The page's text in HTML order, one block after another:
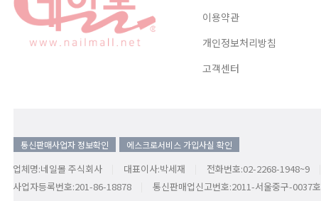
이용약관
개인정보처리방침
고객센터
통신판매사업자 정보확인 에스크로서비스 가입사실 확인
업체명:네일몰 주식회사 대표이사:박세재 전화번호:02-2268-1948~9
사업자등록번호:201-86-18878
통신판매업신고번호:2011-서울중구-0037호